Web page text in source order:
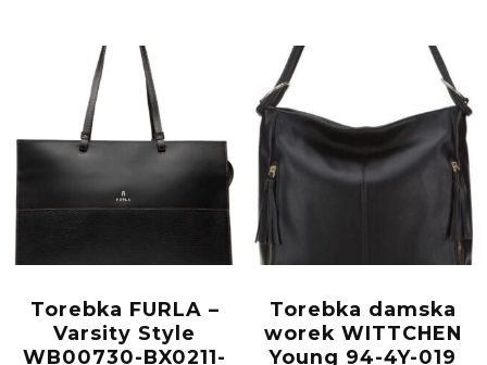
Torebka FURLA –
Varsity Style
WB00730-BX0211-
Torebka damska
worek WITTCHEN
Young 94-4Y-019